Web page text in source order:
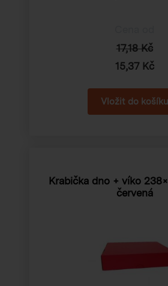
17,18 Kč
15,37 Kč
Krabička dno + víko
červená